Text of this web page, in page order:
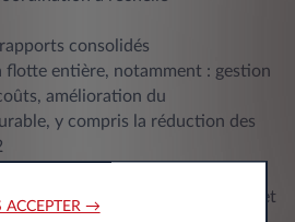
consolidés
flotte entière, notamment : gestion
amélioration du
y compris la réduction des
: analyse des coûts de la flotte et
ACCEPTER →